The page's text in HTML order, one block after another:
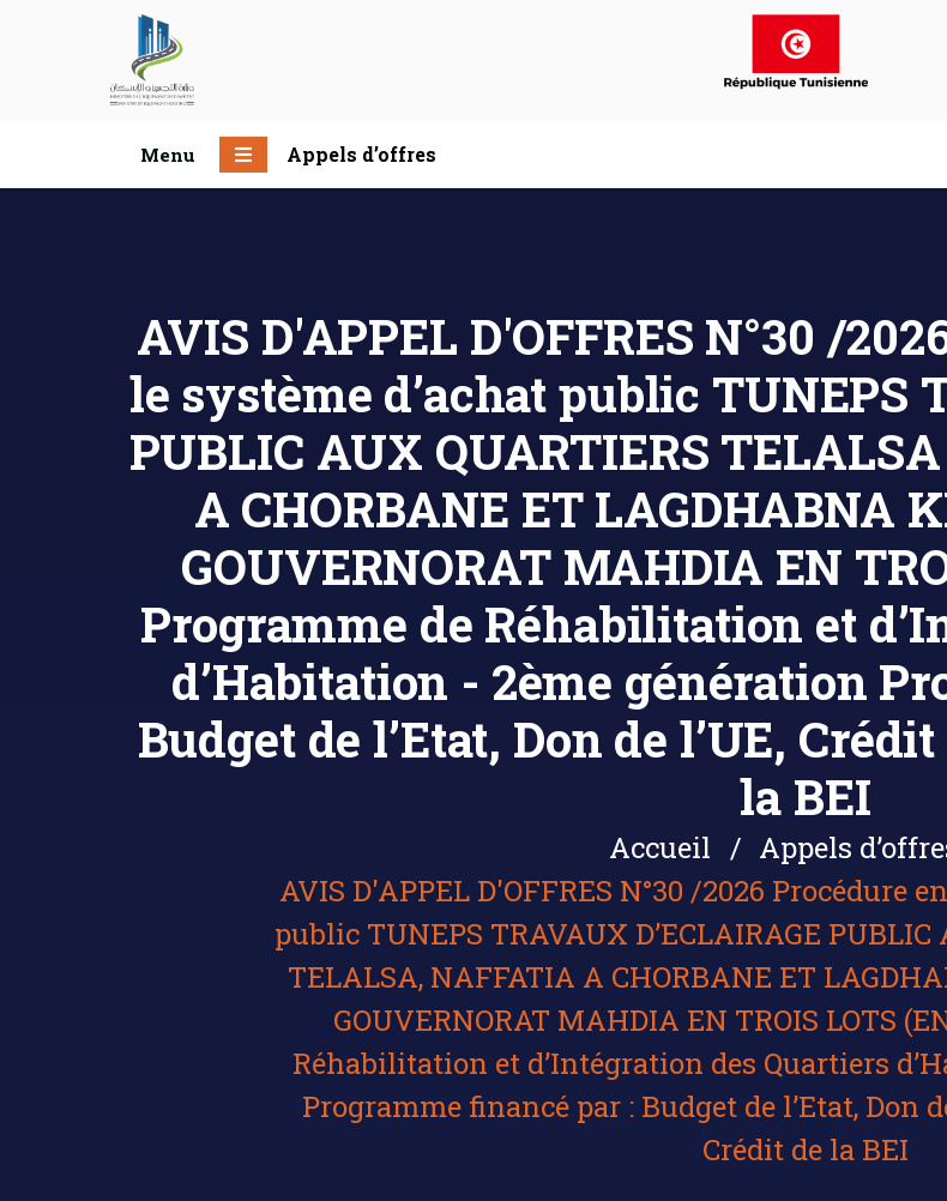
Menu Appels d’offres
AVIS D'APPEL D'OFFRES N°30 /
le système d’achat public TUNEPS
PUBLIC AUX QUARTIERS
A CHORBANE ET LAGDHABNA
GOUVERNORAT MAHDIA EN
Programme de Réhabilitation et
d’Habitation - 2ème génération
Budget de l’Etat, Don de l’UE,
la BEI
Accueil
Appels
AVIS D'APPEL D'OFFRES N°30 /2026 Procédure
public TUNEPS TRAVAUX D’ECLAIRAGE
TELALSA, NAFFATIA A CHORBANE ET
GOUVERNORAT MAHDIA EN TROIS LOTS
Réhabilitation et d’Intégration des Quartiers
Programme financé par : Budget de l’Etat, Don
Crédit de la BEI